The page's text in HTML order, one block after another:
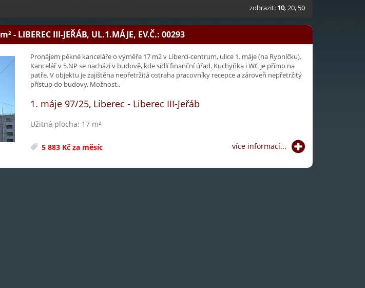
zobrazit: 10,20, 50
m²- LIBEREC III-JEŘÁB, UL.1.MÁJE, EV.Č.: 00293
Pronájem pěkné kanceláře o výměře 17 m2 v Liberci-centrum, ulice 1. máje (na Rybníčku).
Kancelář v 5.NP se nachází v budově, kde sídlí finanční úřad. Kuchyňka i WC je přímo na
patře. V objektu je zajištěna nepřetržitá ostraha pracovníky recepce a zároveň nepřetržitý
přístup do budovy. Možnost..
1. máje 97/25, Liberec - Liberec III-Jeřáb
Užitná plocha: 17 m²
5 883 Kč za měsíc více informací...